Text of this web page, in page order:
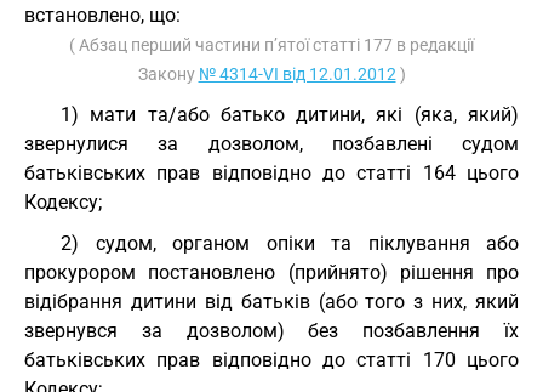
встановлено, що:
( Абзац перший частини п’ятої статті 177 в редакції
Закону № 4314-VI від 12.01.2012 )
1) мати та/або батько дитини, які (яка, який)
звернулися за дозволом, позбавлені судом
батьківських прав відповідно до статті 164 цього
Кодексу;
2) судом, органом опіки та піклування або
прокурором постановлено (прийнято) рішення про
відібрання дитини від батьків (або того з них, який
звернувся за дозволом) без позбавлення їх
батьківських прав відповідно до статті 170 цього